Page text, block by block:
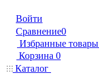
Войти
Сравнение0
Избранные товары
Корзина 0
Каталог